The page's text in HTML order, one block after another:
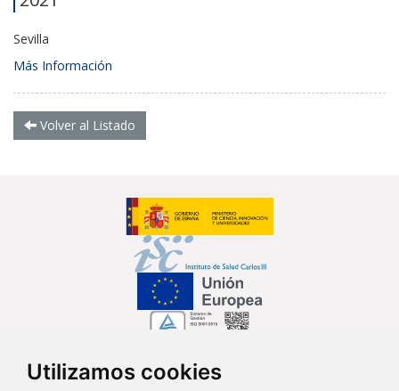
Utilizamos cookies
Sevilla
Más Información
Volver al Listado
Síguenos en...